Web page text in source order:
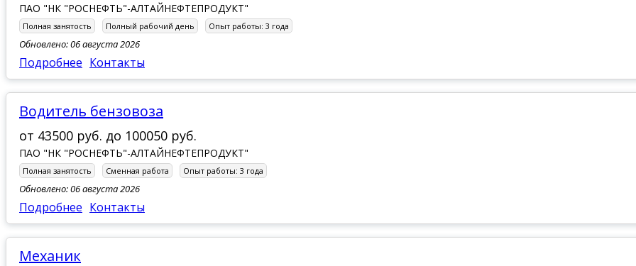
ПАО "НК "РОСНЕФТЬ"-АЛТАЙНЕФТЕПРОДУКТ"
Полная занятость Полный рабочий день Опыт работы: 3 года
Обновлено: 06 августа 2026
Подробнее Контакты
водитель бензовоза
от 43500 руб. до 100050 руб.
ПАО "НК "РОСНЕФТЬ"-АЛТАЙНЕФТЕПРОДУКТ"
Полная занятость Сменная работа Опыт работы: 3 года
Обновлено: 06 августа 2026
Подробнее Контакты
механик